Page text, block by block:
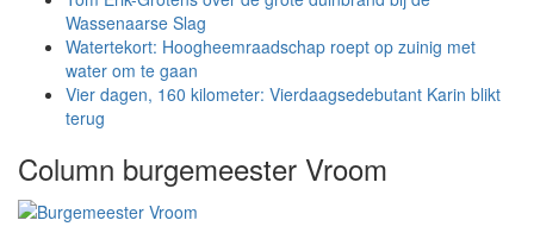
Wassenaarse Slag
Watertekort: Hoogheemraadschap roept op zuinig met
water om te gaan
Vier dagen, 160 kilometer: Vierdaagsedebutant Karin blikt
terug
Column burgemeester Vroom